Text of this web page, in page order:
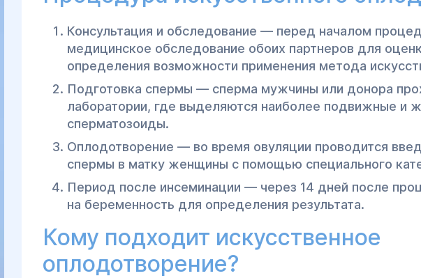
Консультация и обследование — перед началом
медицинское обследование обоих партнеров для
определения возможности применения метода
Подготовка спермы — сперма мужчины или донора
лаборатории, где выделяются наиболее подвижные и
сперматозоиды.
Оплодотворение — во время овуляции проводится
спермы в матку женщины с помощью специального
Период после инсеминации — через 14 дней после
на беременность для определения результата.
Кому подходит искусственное
оплодотворение?